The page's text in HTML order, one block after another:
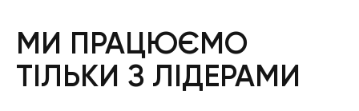
МИ ПРАЦЮЄМО
ТІЛЬКИ З ЛІДЕРАМИ